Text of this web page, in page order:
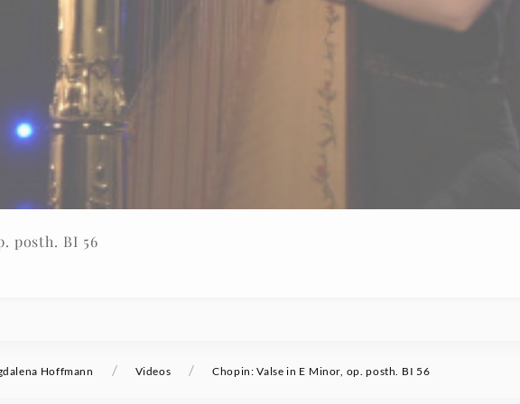
posth. BI 56
Hoffmann / Videos / Chopin: Valse in E Minor, op. posth. BI 56